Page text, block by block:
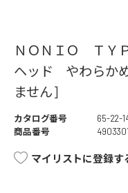
ＮＯＮＩＯ ＴＹ
ヘッド やわらか
ません]
カタログ番号
65-22-
商品番号
マイリストに登録す